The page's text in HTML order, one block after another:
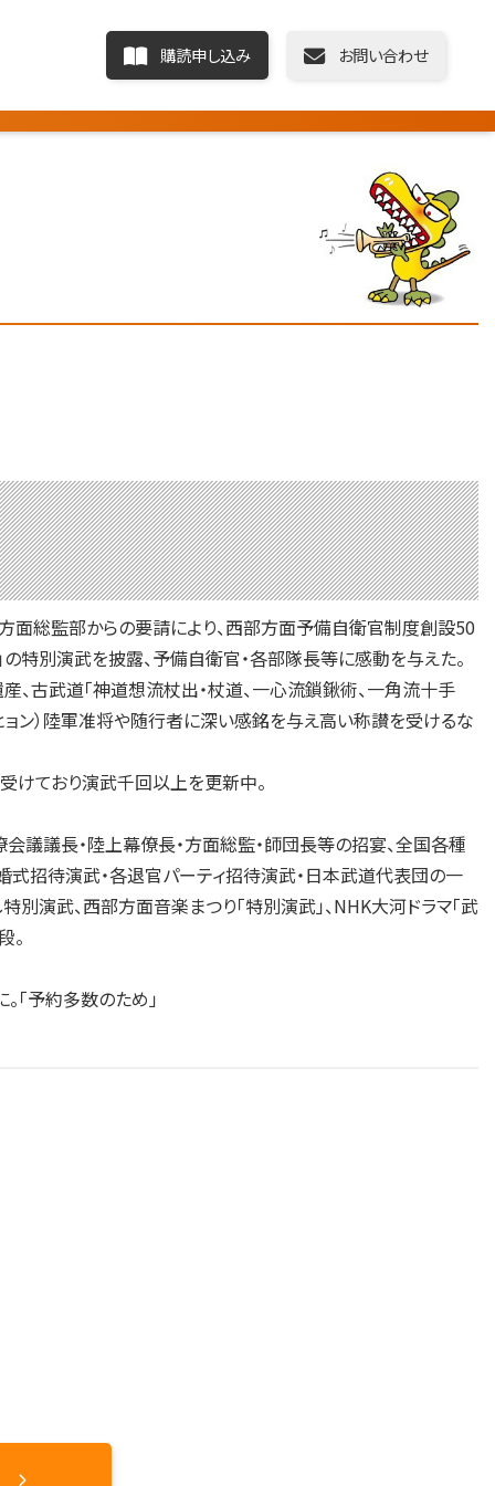
購読申し込み お問い合わせ
総監部からの要請により、西部方面予備自衛官制度創設50
特別演武を披露、予備自衛官・各部隊長等に感動を与えた。
古武道「神道想流杖出・杖道、一心流鎖鍬術、一角流十手
ョン）陸軍准将や随行者に深い感銘を与え高い称讃を受けるな
けており演武千回以上を更新中。
議議長・陸上幕僚長・方面総監・師団長等の招宴、全国各種
招待演武・各退官パーティ招待演武・日本武道代表団の一
演武、西部方面音楽まつり「特別演武」、NHK大河ドラマ「武
。
予約多数のため」